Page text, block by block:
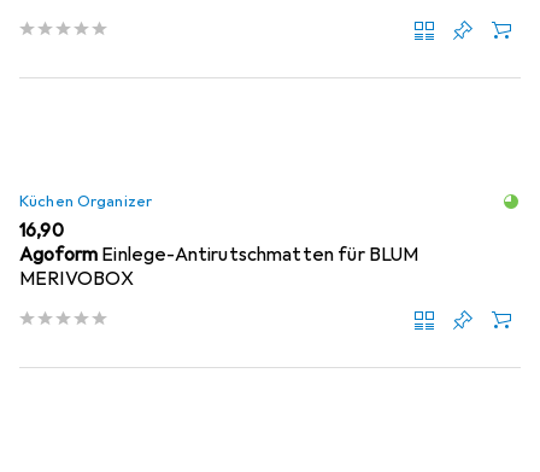
Küchen Organizer
EUR
16,90
Agoform Einlege-Antirutschmatten für BLUM
MERIVOBOX